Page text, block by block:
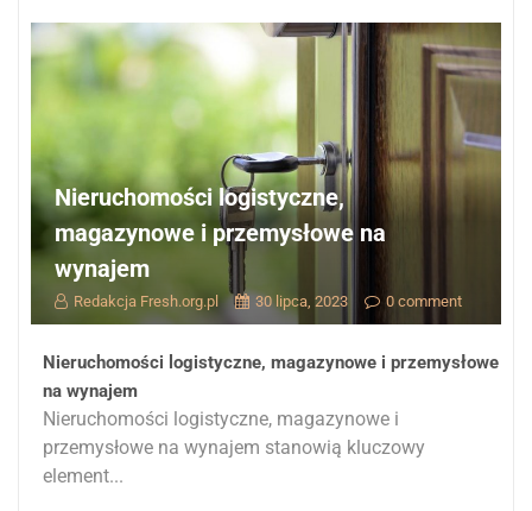
Nieruchomości logistyczne,
magazynowe i przemysłowe na
wynajem
Redakcja Fresh.org.pl 30 lipca, 2023 0 comment
Nieruchomości logistyczne, magazynowe i przemysłowe
na wynajem
Nieruchomości logistyczne, magazynowe i
przemysłowe na wynajem stanowią kluczowy
element...